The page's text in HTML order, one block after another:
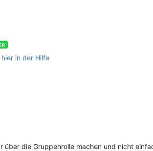
hier in der Hilfe
über die Gruppenrolle machen und nicht